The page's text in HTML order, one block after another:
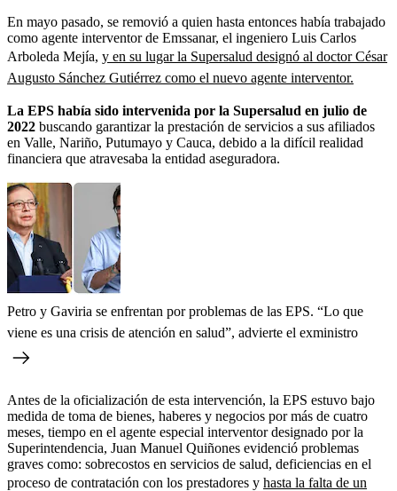
En mayo pasado, se removió a quien hasta entonces había trabajado
como agente interventor de Emssanar, el ingeniero Luis Carlos
Arboleda Mejía, y en su lugar la Supersalud designó al doctor César
Augusto Sánchez Gutiérrez como el nuevo agente interventor.
La EPS había sido intervenida por la Supersalud en julio de
2022 buscando garantizar la prestación de servicios a sus afiliados
en Valle, Nariño, Putumayo y Cauca, debido a la difícil realidad
financiera que atravesaba la entidad aseguradora.
Petro y Gaviria se enfrentan por problemas de las EPS. “Lo que
viene es una crisis de atención en salud”, advierte el exministro
Antes de la oficialización de esta intervención, la EPS estuvo bajo
medida de toma de bienes, haberes y negocios por más de cuatro
meses, tiempo en el agente especial interventor designado por la
Superintendencia, Juan Manuel Quiñones evidenció problemas
graves como: sobrecostos en servicios de salud, deficiencias en el
proceso de contratación con los prestadores y hasta la falta de un